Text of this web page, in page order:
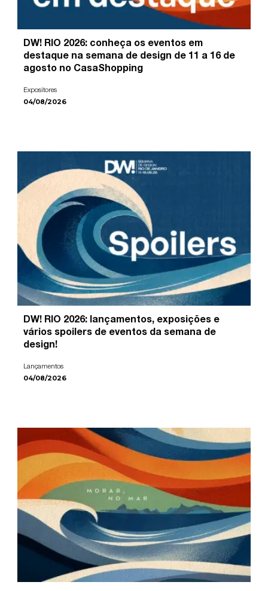
DW! RIO 2026: conheça os eventos em
destaque na semana de design de 11 a 16 de
agosto no CasaShopping
Expositores
04/08/2026
DW! RIO 2026: lançamentos, exposições e
vários spoilers de eventos da semana de
design!
Lançamentos
04/08/2026